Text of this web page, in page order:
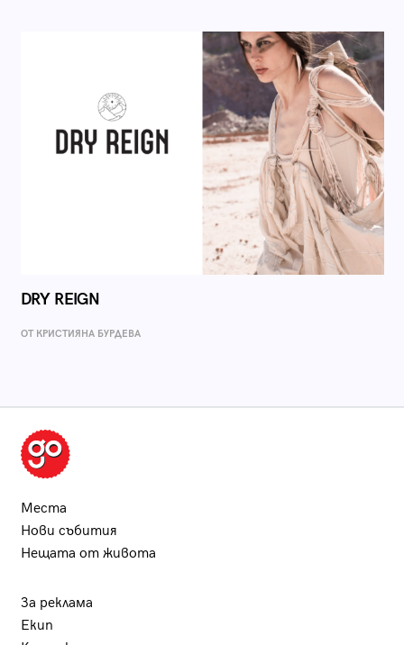
DRY REIGN
ОТ КРИСТИЯНА БУРДЕВА
Места
Нови събития
Нещата от живота
За реклама
Екип